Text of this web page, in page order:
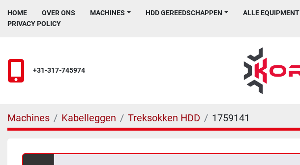
HOME OVER ONS MACHINES HDD GEREEDSCHAPPEN ALLE EQUIPMENT
PRIVACY POLICY
+31-317-745974
Machines Kabelleggen Treksokken HDD 1759141